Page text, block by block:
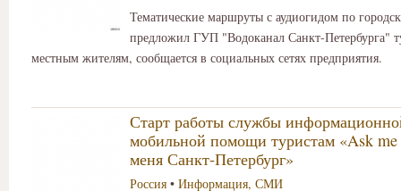
Тематические маршруты с аудиогидом по
предложил ГУП "Водоканал Санкт-Петербурга"
местным жителям, сообщается в социальных сетях предприятия.
Старт работы службы
мобильной помощи туристам «Ask
меня Санкт‑Петербург»
Россия • Информация, СМИ